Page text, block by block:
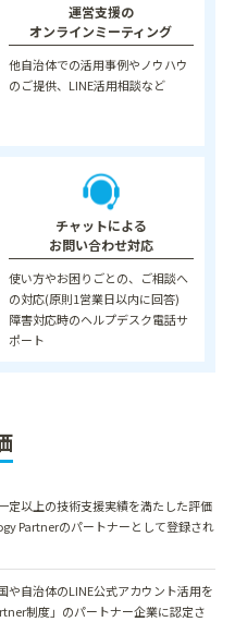
運営支援の
オンラインミーティング
他自治体での活用事例やノウハウ
のご提供、LINE活用相談など
チャットによる
お問い合わせ対応
使い方やお困りごとの、ご相談へ
の対応(原則1営業日以内に回答)
障害対応時のヘルプデスク電話サ
ポート
定以上の技術支援実績を満たした評価
Partnerのパートナーとして登録され
や自治体のLINE公式アカウント活用を
制度」のパートナー企業に認定さ